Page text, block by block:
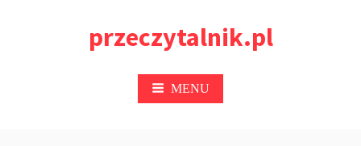
przeczytalnik.pl
MENU